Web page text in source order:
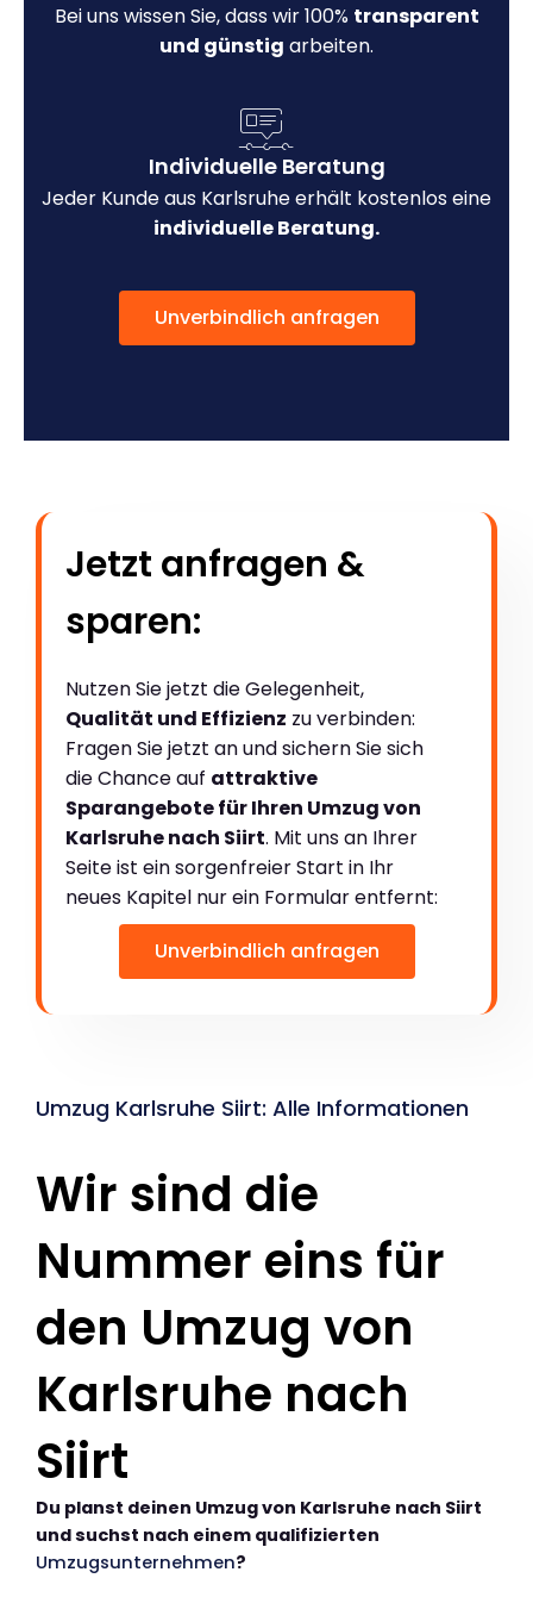
Bei uns wissen Sie, dass wir 100% transparent
und günstig arbeiten.
Individuelle Beratung
Jeder Kunde aus Karlsruhe erhält kostenlos eine
individuelle Beratung.
Unverbindlich anfragen
Jetzt anfragen &
sparen:
Nutzen Sie jetzt die Gelegenheit,
Qualität und Effizienz zu verbinden:
Fragen Sie jetzt an und sichern Sie sich
die Chance auf attraktive
Sparangebote für Ihren Umzug von
Karlsruhe nach Siirt. Mit uns an Ihrer
Seite ist ein sorgenfreier Start in Ihr
neues Kapitel nur ein Formular entfernt:
Unverbindlich anfragen
Umzug Karlsruhe Siirt: Alle Informationen
Wir sind die
Nummer eins für
den Umzug von
Karlsruhe nach
Siirt
Du planst deinen Umzug von Karlsruhe nach Siirt
und suchst nach einem qualifizierten
Umzugsunternehmen?